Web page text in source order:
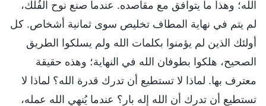
الله؛ وهذا ما يتوافق مع مقاصده. عندما صنع نوح الفُلك،
لم يتم في نهاية المطاف تخليص سوى ثمانية أشخاص. كل
أولئك الذين لم يؤمنوا بكلمات الله ولم يسلكوا الطريق
الصحيح، هلكوا بطوفان الله في النهاية؛ وهذه حقيقة
معترف بها. لماذا لا تستطيع أن تدرك قدرة الله؟ لماذا لا
تستطيع أن تدرك أن الله إله بار؟ عندما يُنهي الله عمله،